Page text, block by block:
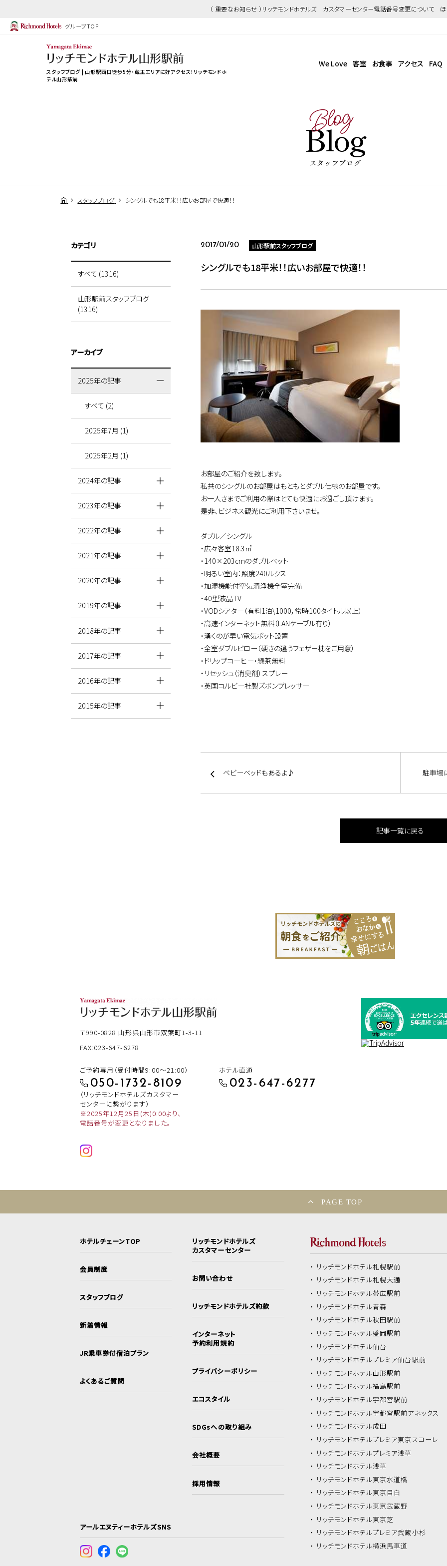
（ 重要なお知らせ ）リッチモンドホテルズ カスタマーセンター電話番号変更について
グループTOP
スタッフブログ | 山形駅西口徒歩5分・蔵王エリアに好アクセス！リッチモンドホ
テル山形駅前
We Love 客室 お食事 アクセス FAQ
Blog
Blog
スタッフブログ
スタッフブログ シングルでも18平米！！広いお部屋で快適！！
2017/01/20 山形駅前スタッフブログ
シングルでも18平米！！広いお部屋で快適！！
お部屋のご紹介を致します。
私共のシングルのお部屋はもともとダブル仕様のお部屋です。
お一人さまでご利用の際はとても快適にお過ごし頂けます。
是非、ビジネス観光にご利用下さいませ。
ダブル／シングル
・広々客室18.3㎡
・140×203cmのダブルベット
・明るい室内：照度240ルクス
・加湿機能付空気清浄機全室完備
・40型液晶TV
・VODシアター（有料1泊\1000，常時100タイトル以上）
・高速インターネット無料（LANケーブル有り）
・湧くのが早い電気ポット設置
・全室ダブルピロー（硬さの違うフェザー枕をご用意）
・ドリップコーヒー・緑茶無料
・リセッシュ（消臭剤）スプレー
・英国コルビー社製ズボンプレッサー
ベビーベッドもあるよ♪ 駐車場
記事一覧に戻る
カテゴリ
すべて (1316)
山形駅前スタッフブログ
(1316)
アーカイブ
2025年の記事
すべて (2)
2025年7月 (1)
2025年2月 (1)
2024年の記事
2023年の記事
2022年の記事
2021年の記事
2020年の記事
2019年の記事
2018年の記事
2017年の記事
2016年の記事
2015年の記事
〒990-0828 山形県山形市双葉町1-3-11
FAX:023-647-6278
ご予約専用（受付時間9:00～21:00）
050-1732-8109
（リッチモンドホテルズカスタマー
センターに繋がります）
※2025年12月25日(木)0:00より、
電話番号が変更となりました。
ホテル直通
023-647-6277
PAGE TOP
ホテルチェーンTOP
会員制度
スタッフブログ
新着情報
JR乗車券付宿泊プラン
よくあるご質問
リッチモンドホテルズ
カスタマーセンター
お問い合わせ
リッチモンドホテルズ約款
インターネット
予約利用規約
プライバシーポリシー
エコスタイル
SDGsへの取り組み
会社概要
採用情報
アールエヌティーホテルズSNS
リッチモンドホテル札幌駅前
リッチモンドホテル札幌大通
リッチモンドホテル帯広駅前
リッチモンドホテル青森
リッチモンドホテル秋田駅前
リッチモンドホテル盛岡駅前
リッチモンドホテル仙台
リッチモンドホテルプレミア仙台駅前
リッチモンドホテル山形駅前
リッチモンドホテル福島駅前
リッチモンドホテル宇都宮駅前
リッチモンドホテル宇都宮駅前アネックス
リッチモンドホテル成田
リッチモンドホテルプレミア東京スコーレ
リッチモンドホテルプレミア浅草
リッチモンドホテル浅草
リッチモンドホテル東京水道橋
リッチモンドホテル東京目白
リッチモンドホテル東京武蔵野
リッチモンドホテル東京芝
リッチモンドホテルプレミア武蔵小杉
リッチモンドホテル横浜馬車道